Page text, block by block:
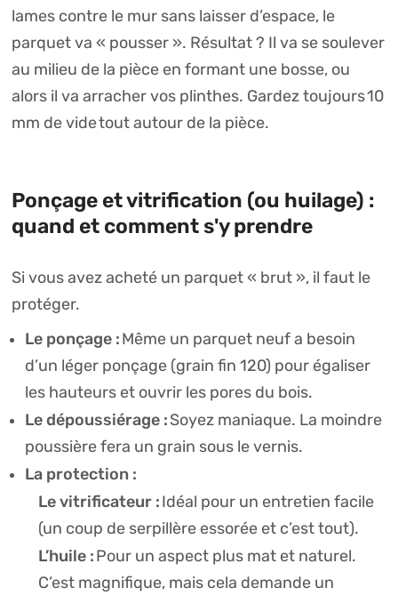
lames contre le mur sans laisser d’espace, le
parquet va « pousser ». Résultat ? Il va se soulever
au milieu de la pièce en formant une bosse, ou
alors il va arracher vos plinthes. Gardez toujours10
mm de videtout autour de la pièce.
Ponçage et vitrification (ou huilage) :
quand et comment s'y prendre
Si vous avez acheté un parquet « brut », il faut le
protéger.
Le ponçage :Même un parquet neuf a besoin
d’un léger ponçage (grain fin 120) pour égaliser
les hauteurs et ouvrir les pores du bois.
Le dépoussiérage :Soyez maniaque. La moindre
poussière fera un grain sous le vernis.
La protection :
Le vitrificateur :Idéal pour un entretien facile
(un coup de serpillère essorée et c’est tout).
L’huile :Pour un aspect plus mat et naturel.
C’est magnifique, mais cela demande un